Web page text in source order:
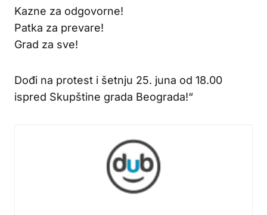
Kazne za odgovorne!
Patka za prevare!
Grad za sve!
Dođi na protest i šetnju 25. juna od 18.00
ispred Skupštine grada Beograda!“